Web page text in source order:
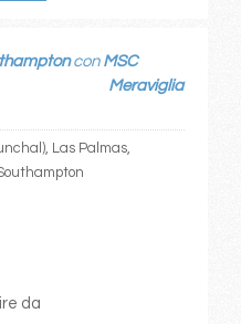
con MSC
Meraviglia
Las Palmas,
da